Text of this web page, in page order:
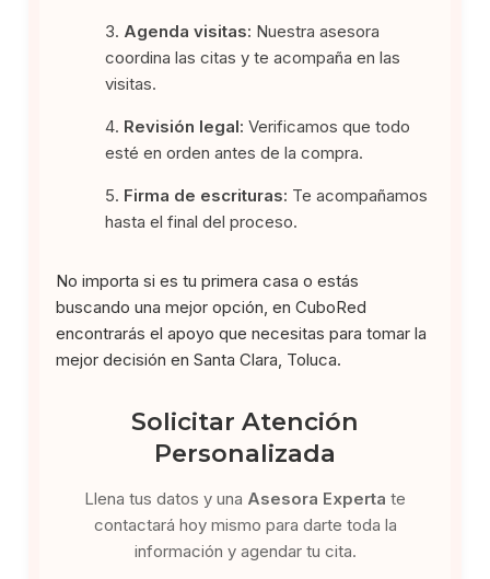
Agenda visitas: Nuestra asesora
coordina las citas y te acompaña en las
visitas.
Revisión legal: Verificamos que todo
esté en orden antes de la compra.
Firma de escrituras: Te acompañamos
hasta el final del proceso.
No importa si es tu primera casa o estás
buscando una mejor opción, en CuboRed
encontrarás el apoyo que necesitas para tomar la
mejor decisión en Santa Clara, Toluca.
Solicitar Atención
Personalizada
Llena tus datos y una Asesora Experta te
contactará hoy mismo para darte toda la
información y agendar tu cita.